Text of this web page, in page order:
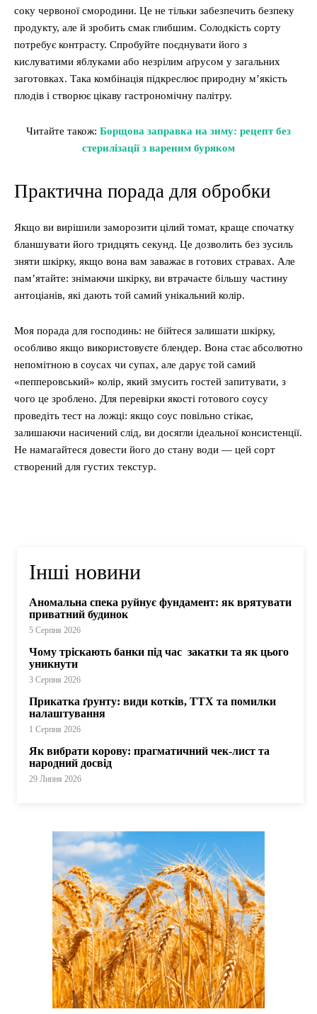
соку червоної смородини. Це не тільки забезпечить безпеку
продукту, але й зробить смак глибшим. Солодкість сорту
потребує контрасту. Спробуйте поєднувати його з
кислуватими яблуками або незрілим аґрусом у загальних
заготовках. Така комбінація підкреслює природну м’якість
плодів і створює цікаву гастрономічну палітру.
Читайте також: Борщова заправка на зиму: рецепт без
стерилізації з вареним буряком
Практична порада для обробки
Якщо ви вирішили заморозити цілий томат, краще спочатку
бланшувати його тридцять секунд. Це дозволить без зусиль
зняти шкірку, якщо вона вам заважає в готових стравах. Але
пам’ятайте: знімаючи шкірку, ви втрачаєте більшу частину
антоціанів, які дають той самий унікальний колір.
Моя порада для господинь: не бійтеся залишати шкірку,
особливо якщо використовуєте блендер. Вона стає абсолютно
непомітною в соусах чи супах, але дарує той самий
«пепперовський» колір, який змусить гостей запитувати, з
чого це зроблено. Для перевірки якості готового соусу
проведіть тест на ложці: якщо соус повільно стікає,
залишаючи насичений слід, ви досягли ідеальної консистенції.
Не намагайтеся довести його до стану води — цей сорт
створений для густих текстур.
Інші новини
Аномальна спека руйнує фундамент: як врятувати
приватний будинок
5 Серпня 2026
Чому тріскають банки під час закатки та як цього
уникнути
3 Серпня 2026
Прикатка ґрунту: види котків, ТТХ та помилки
налаштування
1 Серпня 2026
Як вибрати корову: прагматичний чек-лист та
народний досвід
29 Липня 2026